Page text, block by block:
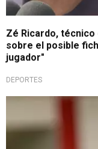
Zé Ricardo,
sobre el posible
jugador"
DEPORTES